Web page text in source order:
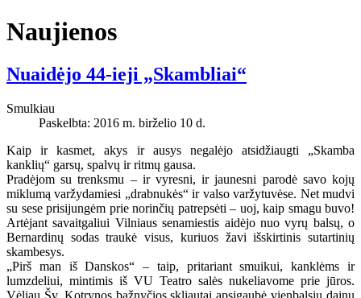
Naujienos
Nuaidėjo 44-ieji „Skambliai“
Smulkiau
Paskelbta: 2016 m. birželio 10 d.
Kaip ir kasmet, akys ir ausys negalėjo atsidžiaugti „Skamba
kanklių“ garsų, spalvų ir ritmų gausa.
Pradėjom su trenksmu – ir vyresni, ir jaunesni parodė savo kojų
miklumą varžydamiesi „drabnukės“ ir valso varžytuvėse. Net mudvi
su sese prisijungėm prie norinčių patrepsėti – uoj, kaip smagu buvo!
Artėjant savaitgaliui Vilniaus senamiestis aidėjo nuo vyrų balsų, o
Bernardinų sodas traukė visus, kuriuos žavi išskirtinis sutartinių
skambesys.
„Pirš man iš Danskos“ – taip, pritariant smuikui, kanklėms ir
lumzdeliui, mintimis iš VU Teatro salės nukeliavome prie jūros.